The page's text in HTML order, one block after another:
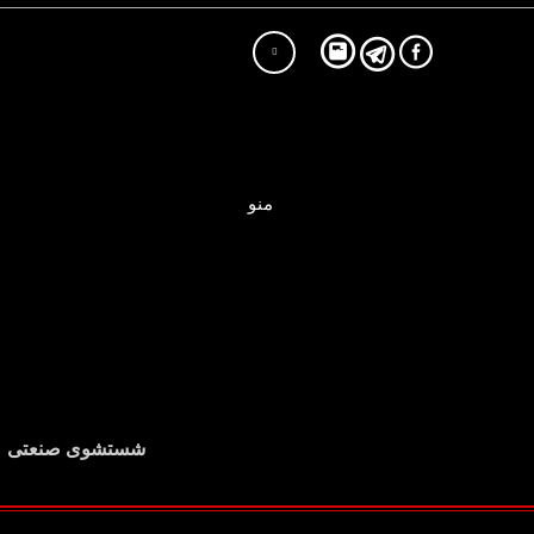
شستشوی صنعتی
منو